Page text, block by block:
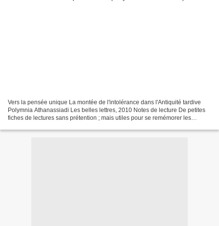
Vers la pensée unique La montée de l'intolérance dans l'Antiquité tardive
Polymnia Athanassiadi Les belles lettres, 2010 Notes de lecture De petites
fiches de lectures sans prétention ; mais utiles pour se remémorer les